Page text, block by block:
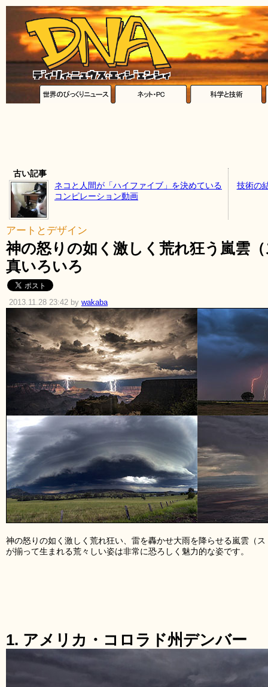
古い記事
ネコと人間が「ハイファイブ」を決めている
コンピレーション動画
技術の
アートとデザイン
神の怒りの如く激しく荒れ狂う嵐雲
真いろいろ
2013.11.28 23:42 by wakaba
神の怒りの如く激しく荒れ狂い、雷を轟かせ大雨を降らせる嵐雲（
が揃って生まれる荒々しい姿は非常に恐ろしく魅力的な姿です。
1. アメリカ・コロラド州デンバー